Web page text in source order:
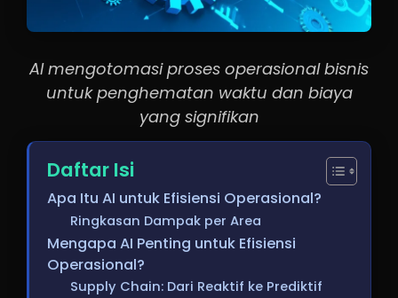
AI mengotomasi proses operasional bisnis
untuk penghematan waktu dan biaya
yang signifikan
Daftar Isi
Apa Itu AI untuk Efisiensi Operasional?
Ringkasan Dampak per Area
Mengapa AI Penting untuk Efisiensi
Operasional?
Supply Chain: Dari Reaktif ke Prediktif